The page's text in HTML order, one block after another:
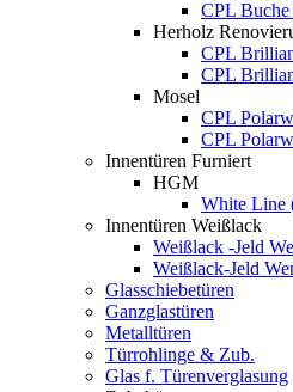
CPL Buche
Herholz
CPL
CPL
Mosel
CPL
CPL
Innentüren Furniert
HGM
White Line
Innentüren Weißlack
Weißlack -Jeld
Weißlack-Jeld
Glasschiebetüren
Ganzglastüren
Metalltüren
Türrohlinge & Zub.
Glas f. Türenverglasung